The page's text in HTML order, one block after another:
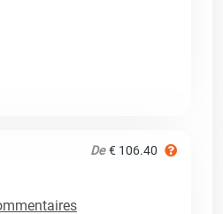
De € 106.40